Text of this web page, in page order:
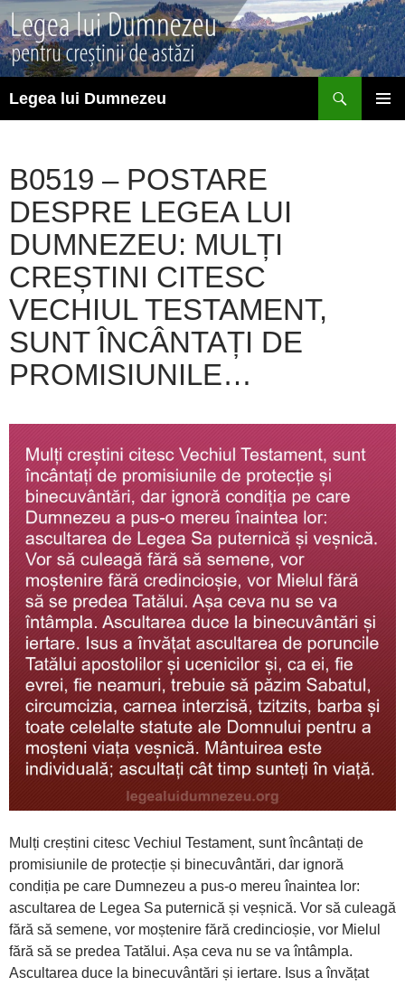
Sari
la
conținut
Legea lui Dumnezeu
B0519 – POSTARE
DESPRE LEGEA LUI
DUMNEZEU: MULȚI
CREȘTINI CITESC
VECHIUL TESTAMENT,
SUNT ÎNCÂNTAȚI DE
PROMISIUNILE…
Mulți creștini citesc Vechiul Testament, sunt încântați de
promisiunile de protecție și binecuvântări, dar ignoră
condiția pe care Dumnezeu a pus-o mereu înaintea lor:
ascultarea de Legea Sa puternică și veșnică. Vor să culeagă
fără să semene, vor moștenire fără credincioșie, vor Mielul
fără să se predea Tatălui. Așa ceva nu se va întâmpla.
Ascultarea duce la binecuvântări și iertare. Isus a învățat